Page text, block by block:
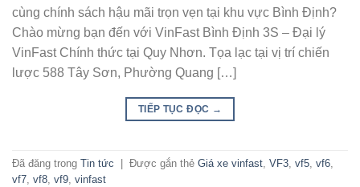
cùng chính sách hậu mãi trọn vẹn tại khu vực Bình Định?
Chào mừng bạn đến với VinFast Bình Định 3S – Đại lý
VinFast Chính thức tại Quy Nhơn. Tọa lạc tại vị trí chiến
lược 588 Tây Sơn, Phường Quang […]
TIẾP TỤC ĐỌC →
Đã đăng trong Tin tức Được gắn thẻ Giá xe vinfast, VF3, vf5, vf6,
vf7, vf8, vf9, vinfast